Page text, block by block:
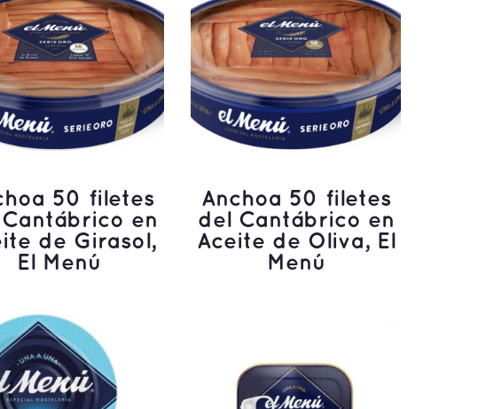
Frescos
50 filetes
en
de Girasol,
El Menú
Anchoa 50 filetes
del Cantábrico en
Aceite de Oliva, El
Menú